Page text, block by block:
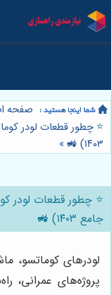
صفحه
⭐️ چطور قطعات لودر
۱۴۰۳) 🚜
»
⭐️ چطور قطعات لودر
جامع ۱۴۰۳) 🚜
لودرهای کوماتسو،
پروژه‌های عمرانی،